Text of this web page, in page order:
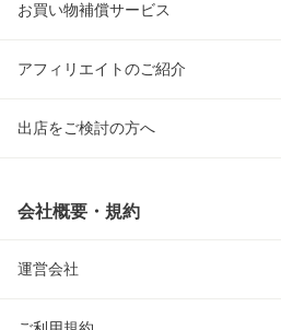
お買い物補償サービス
アフィリエイトのご紹介
出店をご検討の方へ
会社概要・規約
運営会社